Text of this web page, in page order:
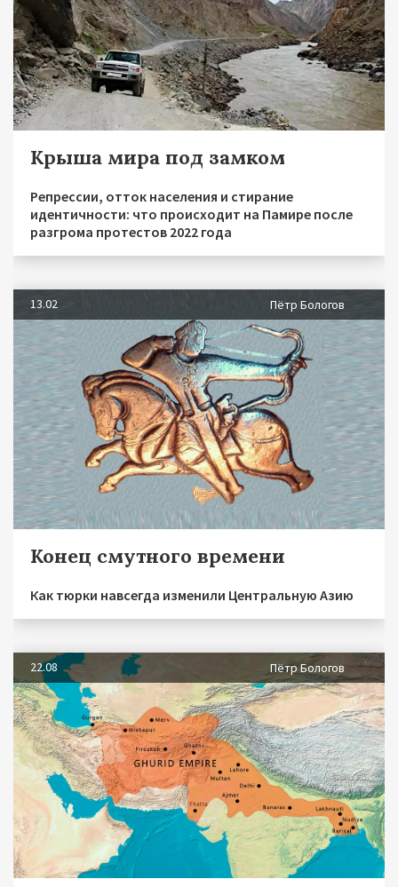
Крыша мира под замком
Репрессии, отток населения и стирание
идентичности: что происходит на Памире после
разгрома протестов 2022 года
13.02 Пётр Бологов
Конец смутного времени
Как тюрки навсегда изменили Центральную Азию
22.08 Пётр Бологов